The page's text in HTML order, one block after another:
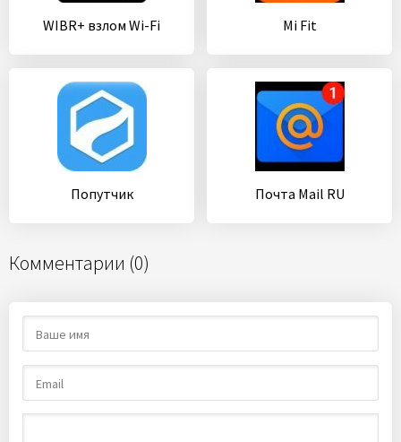
WIBR+ взлом Wi-Fi Mi Fit
Попутчик Почта Mail RU
Комментарии (0)